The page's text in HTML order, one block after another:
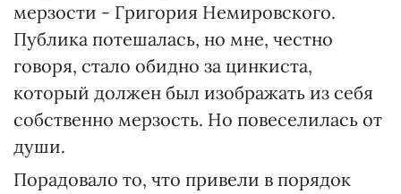
мерзости - Григория Немировского.
Публика потешалась, но мне, честно
говоря, стало обидно за цинкиста,
который должен был изображать из себя
собственно мерзость. Но повеселилась от
души.
Порадовало то, что привели в порядок